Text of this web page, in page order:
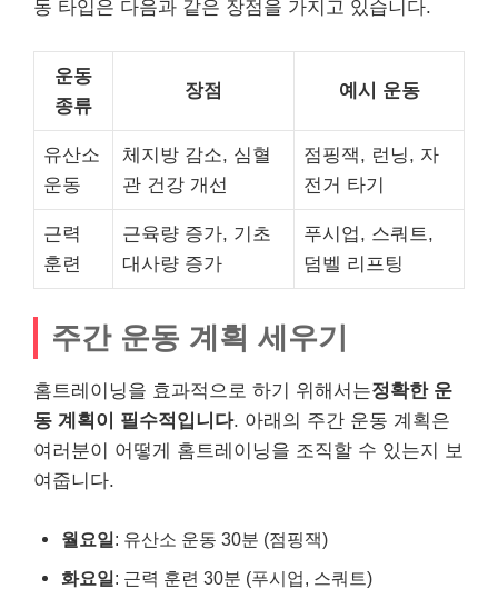
동 타입은 다음과 같은 장점을 가지고 있습니다.
운동
종류
장점 예시 운동
유산소
운동
체지방 감소, 심혈
관 건강 개선
점핑잭, 런닝, 자
전거 타기
근력
훈련
근육량 증가, 기초
대사량 증가
푸시업, 스쿼트,
덤벨 리프팅
주간 운동 계획 세우기
홈트레이닝을 효과적으로 하기 위해서는정확한 운
동 계획이 필수적입니다. 아래의 주간 운동 계획은
여러분이 어떻게 홈트레이닝을 조직할 수 있는지 보
여줍니다.
월요일: 유산소 운동 30분 (점핑잭)
화요일: 근력 훈련 30분 (푸시업, 스쿼트)